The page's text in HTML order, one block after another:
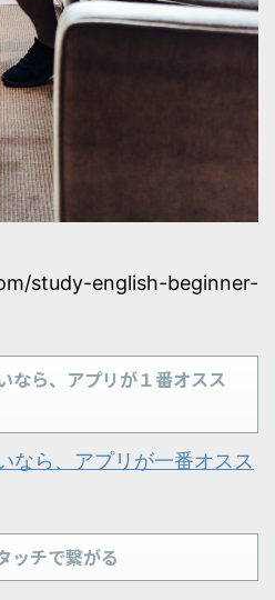
study-english-beginner-
なら、アプリが１番オスス
なら、アプリが一番オスス
ッチで繋がる